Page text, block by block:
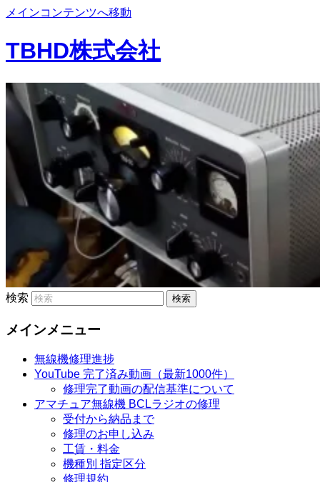
メインコンテンツへ移動
TBHD株式会社
検索
メインメニュー
無線機修理進捗
YouTube 完了済み動画（最新1000件）
修理完了動画の配信基準について
アマチュア無線機 BCLラジオの修理
受付から納品まで
修理のお申し込み
工賃・料金
機種別 指定区分
修理規約